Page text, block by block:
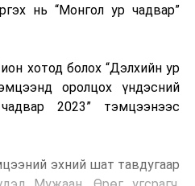
нь “Монгол ур чадвар”
хотод болох “Дэлхийн ур
оролцох үндэсний
2023” тэмцээнээс
эхний шат тавдугаар